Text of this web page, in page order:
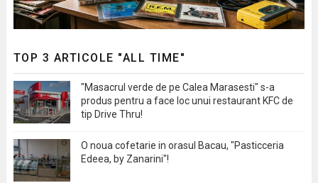
TOP 3 ARTICOLE "ALL TIME"
"Masacrul verde de pe Calea Marasesti" s-a
produs pentru a face loc unui restaurant KFC de
tip Drive Thru!
O noua cofetarie in orasul Bacau, "Pasticceria
Edeea, by Zanarini"!